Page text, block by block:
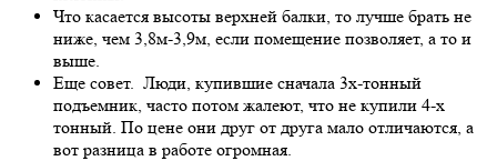
Что касается высоты верхней балки, то лучше брать не
ниже, чем 3,8м-3,9м, если помещение позволяет, а то и
выше.
Еще совет. Люди, купившие сначала 3х-тонный
подъемник, часто потом жалеют, что не купили 4-х
тонный. По цене они друг от друга мало отличаются, а
вот разница в работе огромная.